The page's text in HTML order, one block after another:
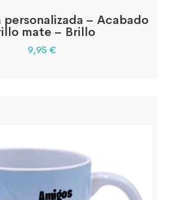
personalizada – Acabado
mate – Brillo
9,95 €